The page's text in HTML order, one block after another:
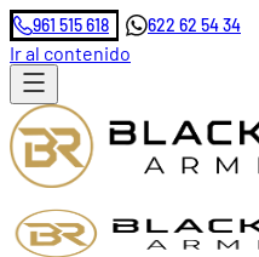
961 515 618 622 62 54 34
Ir al contenido